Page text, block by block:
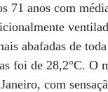
71 anos com
abafadas de
foi de 28,2°C. O
com